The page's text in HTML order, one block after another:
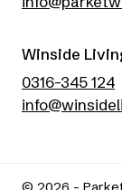
Winside
0316-345 124